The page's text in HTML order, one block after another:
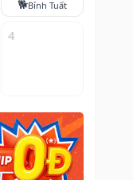
🐕Bính Tuất
4